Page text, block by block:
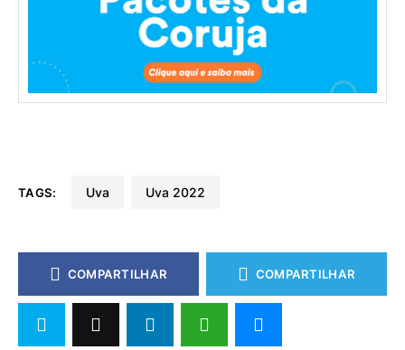
TAGS: uva uva 2022
COMPARTILHAR COMPARTILHAR